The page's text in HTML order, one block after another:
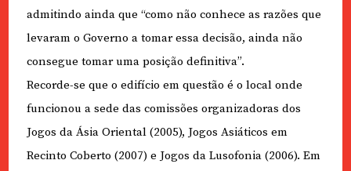
admitindo ainda que “como não conhece as razões que
levaram o Governo a tomar essa decisão, ainda não
consegue tomar uma posição definitiva”.
Recorde-se que o edifício em questão é o local onde
funcionou a sede das comissões organizadoras dos
Jogos da Ásia Oriental (2005), Jogos Asiáticos em
Recinto Coberto (2007) e Jogos da Lusofonia (2006). Em